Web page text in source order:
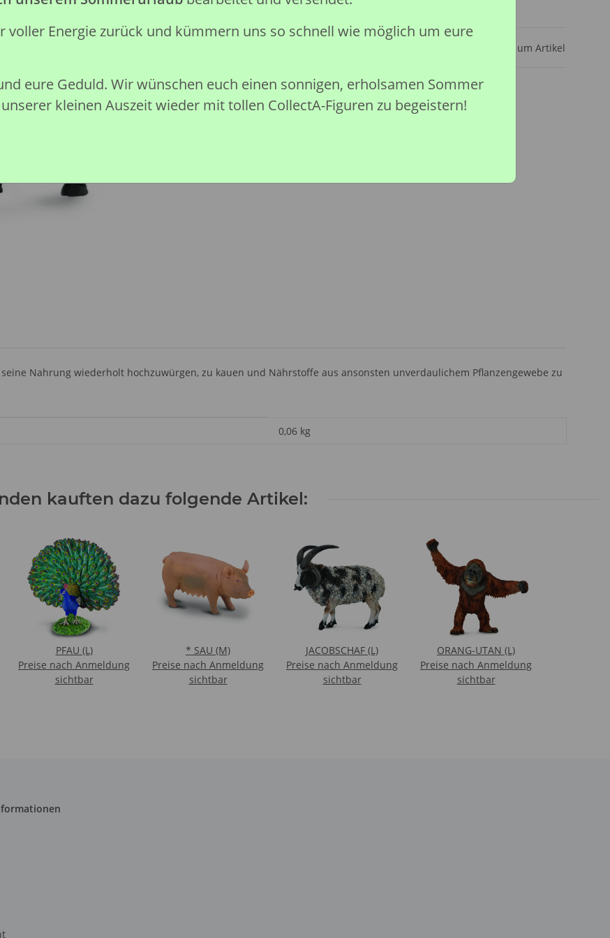
Frage zum Artikel
Nahrung wiederholt hochzuwürgen, zu kauen und Nährstoffe aus ansonsten unverdaulichem Pflanzengewebe zu
0,06 kg
kauften dazu folgende Artikel:
PFAU (L)
Preise nach Anmeldung
sichtbar
* SAU (M)
Preise nach Anmeldung
sichtbar
JACOBSCHAF (L)
Preise nach Anmeldung
sichtbar
ORANG-UTAN (L)
Preise nach Anmeldung
sichtbar
voller Energie zurück und kümmern uns so schnell wie möglich um eure
eure Geduld. Wir wünschen euch einen sonnigen, erholsamen Sommer
kleinen Auszeit wieder mit tollen CollectA-Figuren zu begeistern!